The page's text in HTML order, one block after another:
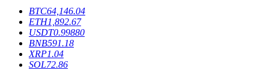
BTC64,146.04
ETH1,892.67
USDT0.99880
BNB591.18
XRP1.04
SOL72.86